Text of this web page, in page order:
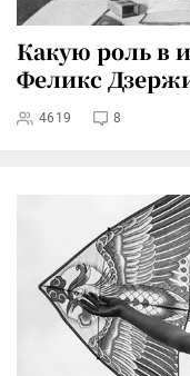
Какую роль в
Феликс
4619 8